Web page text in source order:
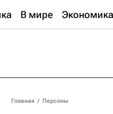
В мире Экономика
Главная / Персоны